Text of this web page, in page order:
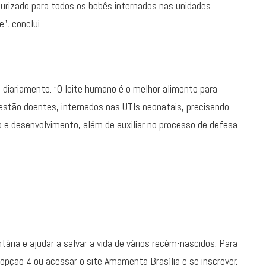
para todos os bebês internados nas unidades
conclui.
“O leite humano é o melhor alimento para
doentes, internados nas UTIs neonatais, precisando
desenvolvimento, além de auxiliar no processo de defesa
e ajudar a salvar a vida de vários recém-nascidos. Para
4 ou acessar o site Amamenta Brasília e se inscrever.